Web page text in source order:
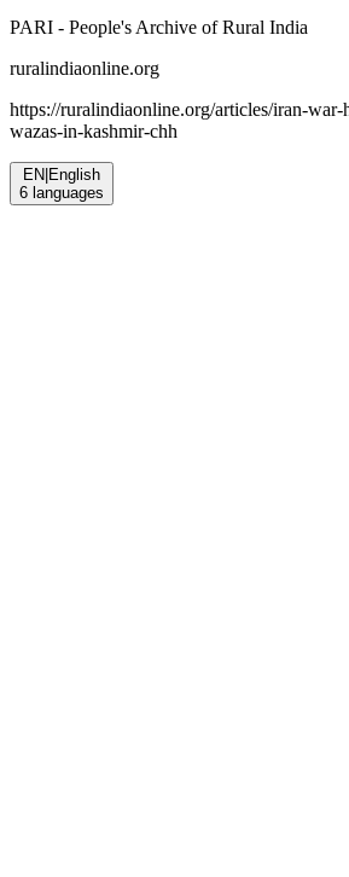
PARI - People's Archive of Rural India
ruralindiaonline.org
https://ruralindiaonline.org/articles/iran-war-
wazas-in-kashmir-chh
EN English
6 languages